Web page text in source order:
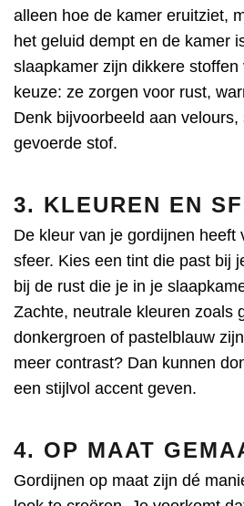
alleen hoe de kamer eruitziet,
het geluid dempt en de kamer
slaapkamer zijn dikkere stoffen
keuze: ze zorgen voor rust,
Denk bijvoorbeeld aan velours,
gevoerde stof.
3. KLEUREN EN
De kleur van je gordijnen heeft
sfeer. Kies een tint die past bij
bij de rust die je in je
Zachte, neutrale kleuren zoals
donkergroen of pastelblauw
meer contrast? Dan kunnen
een stijlvol accent geven.
4. OP MAAT
Gordijnen op maat zijn dé